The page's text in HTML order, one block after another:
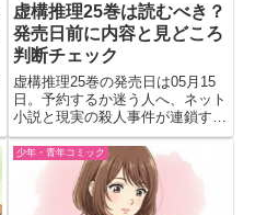
虚構推理25巻は読むべき？
発売日前に内容と見どころ
判断チェック
虚構推理25巻の発売日は05月15
日。予約するか迷う人へ、ネット
小説と現実の殺人事件が連鎖する
新展開を紹介。九郎との関係性が
気になる最新巻をチェック
少年・青年コミック